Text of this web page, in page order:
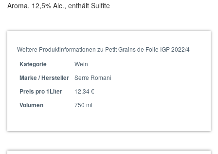
Aroma. 12,5% Alc., enthält Sulfite
Weitere Produktinformationen zu Petit Grains de Folie IGP 2022/4
Kategorie
Wein
Marke / Hersteller
Serre Romani
Preis pro 1Liter
12,34 €
Volumen
750 ml